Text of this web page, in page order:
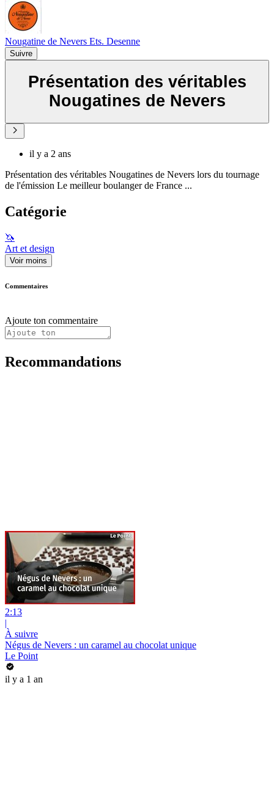
Nougatine de Nevers Ets. Desenne
Suivre
Présentation des véritables
Nougatines de Nevers
il y a 2 ans
Présentation des véritables Nougatines de Nevers lors du tournage
de l'émission Le meilleur boulanger de France ...
Catégorie
🦄
Art et design
Voir moins
Commentaires
Ajoute ton commentaire
Recommandations
2:13
|
À suivre
Négus de Nevers : un caramel au chocolat unique
Le Point
il y a 1 an